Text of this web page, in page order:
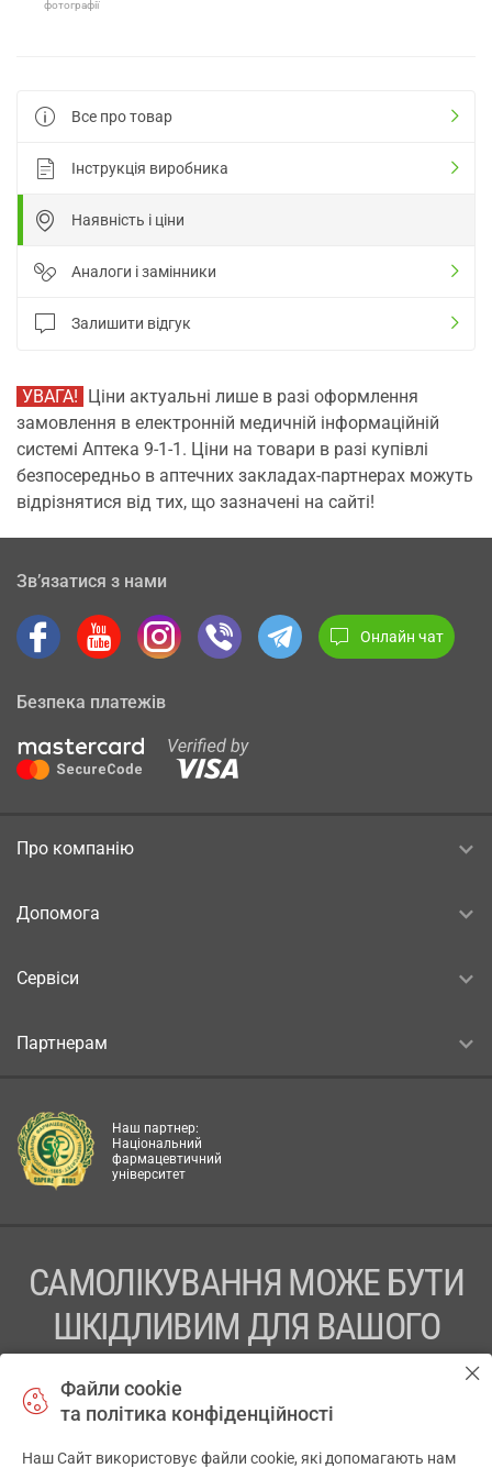
фотографії
Все про товар
Інструкція виробника
Наявність і ціни
Аналоги і замінники
Залишити відгук
УВАГА! Ціни актуальні лише в разі оформлення
замовлення в електронній медичній інформаційній
системі Аптека 9-1-1. Ціни на товари в разі купівлі
безпосередньо в аптечних закладах-партнерах можуть
відрізнятися від тих, що зазначені на сайті!
Зв’язатися з нами
Онлайн чат
Безпека платежів
Про компанію
Допомога
Сервіси
Партнерам
Наш партнер:
Національний
фармацевтичний
університет
САМОЛІКУВАННЯ МОЖЕ БУТИ
ШКІДЛИВИМ ДЛЯ ВАШОГО
ПЕРЕД ЗАСТОСУВАННЯМ ПРЕПАРАТУ ПРОКОНСУЛЬТУЙТЕСЬ
Файли cookie
та політика конфіденційності
Наш Сайт використовує файли cookie, які допомагають нам